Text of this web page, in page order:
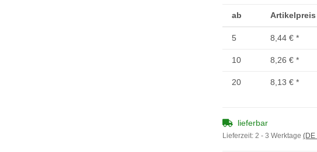
ab Artikelpreis
5 8,44 € *
10 8,26 € *
20 8,13 € *
lieferbar
Lieferzeit: 2 - 3 Werktage (DE